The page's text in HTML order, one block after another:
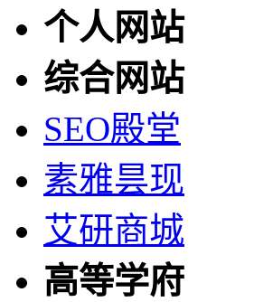
个人网站
综合网站
SEO殿堂
素雅昙现
艾研商城
高等学府